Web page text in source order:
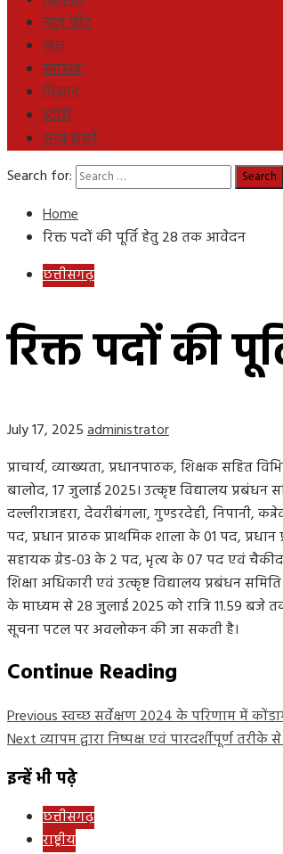
न्यूज़ बीट
खेल
स्वास्थ्य
विज्ञान
स्टोरी
अन्य खबरे
Search for:
Home
रिक्त पदों की पूर्ति हेतु 28 तक आवेदन
छत्तीसगढ़
रिक्त पदों की
July 17, 2025administrator
प्राचार्य, व्याख्यता, प्रधानपाठक, शिक्षक सहित
बालोद, 17 जुलाई 2025। उत्कृष्ट विद्यालय प्रबंधन
दल्लीराजहरा, देवरीबंगला, गुण्डरदेही, निपानी,
पद, प्रधान प्राठक प्राथमिक शाला के 01 पद,
सहायक ग्रेड-03 के 2 पद, भृत्य के 07 पद एवं
शिक्षा अधिकारी एवं उत्कृष्ट विद्यालय प्रबंधन
के माध्यम से 28 जुलाई 2025 को रात्रि 11.59
सूचना पटल पर अवलोकन की जा सकती है।
Continue Reading
Previousस्वच्छ सर्वेक्षण 2024 के परिणाम में
Nextव्यापम द्वारा निष्पक्ष एवं पारदर्शीपूर्ण
इन्हें भी पढ़े
छत्तीसगढ़
राष्ट्रीय